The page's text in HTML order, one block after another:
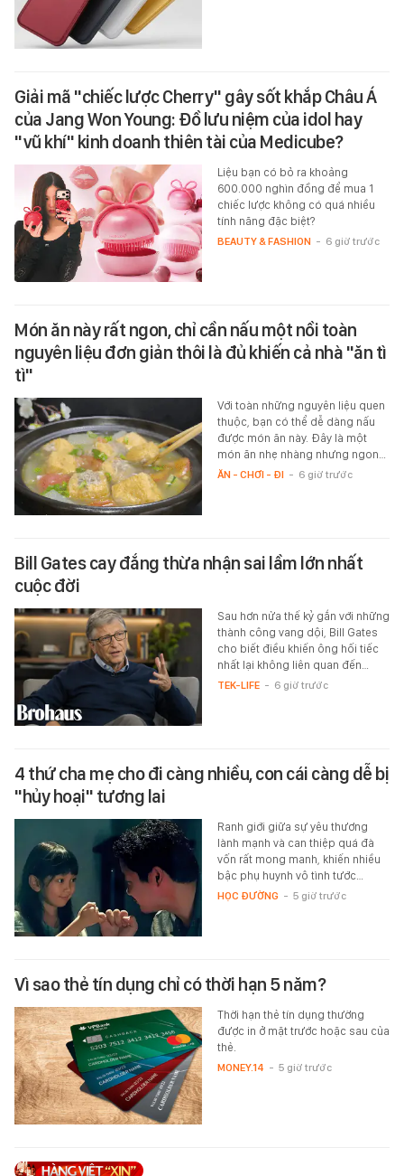
Giải mã "chiếc lược Cherry" gây sốt khắp Châu Á
của Jang Won Young: Đồ lưu niệm của idol hay
"vũ khí" kinh doanh thiên tài của Medicube?
Liệu bạn có bỏ ra khoảng
600.000 nghìn đồng để mua 1
chiếc lược không có quá nhiều
tính năng đặc biệt?
BEAUTY & FASHION - 6 giờ trước
Món ăn này rất ngon, chỉ cần nấu một nồi toàn
nguyên liệu đơn giản thôi là đủ khiến cả nhà "ăn tì
tì"
Với toàn những nguyên liệu quen
thuộc, bạn có thể dễ dàng nấu
được món ăn này. Đây là một
món ăn nhẹ nhàng nhưng ngon…
ĂN - CHƠI - ĐI - 6 giờ trước
Bill Gates cay đắng thừa nhận sai lầm lớn nhất
cuộc đời
Sau hơn nửa thế kỷ gắn với những
thành công vang dội, Bill Gates
cho biết điều khiến ông hối tiếc
nhất lại không liên quan đến…
TEK-LIFE - 6 giờ trước
4 thứ cha mẹ cho đi càng nhiều, con cái càng dễ bị
"hủy hoại" tương lai
Ranh giới giữa sự yêu thương
lành mạnh và can thiệp quá đà
vốn rất mong manh, khiến nhiều
bậc phụ huynh vô tình tước…
HỌC ĐƯỜNG - 5 giờ trước
Vì sao thẻ tín dụng chỉ có thời hạn 5 năm?
Thời hạn thẻ tín dụng thường
được in ở mặt trước hoặc sau của
thẻ.
MONEY.14 - 5 giờ trước